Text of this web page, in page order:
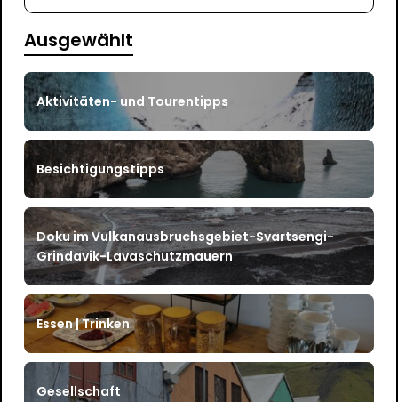
Ausgewählt
Aktivitäten- und Tourentipps
Besichtigungstipps
Doku im Vulkanausbruchsgebiet-Svartsengi-
Grindavik-Lavaschutzmauern
Essen | Trinken
Gesellschaft